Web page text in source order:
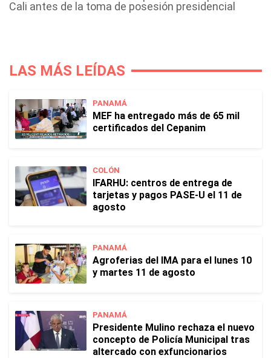
Cali antes de la toma de posesión presidencial
LAS MÁS LEÍDAS
PANAMÁ
MEF ha entregado más de 65 mil
certificados del Cepanim
COLÓN
IFARHU: centros de entrega de
tarjetas y pagos PASE-U el 11 de
agosto
PANAMÁ
Agroferias del IMA para el lunes 10
y martes 11 de agosto
PANAMÁ
Presidente Mulino rechaza el nuevo
concepto de Policía Municipal tras
altercado con exfuncionarios